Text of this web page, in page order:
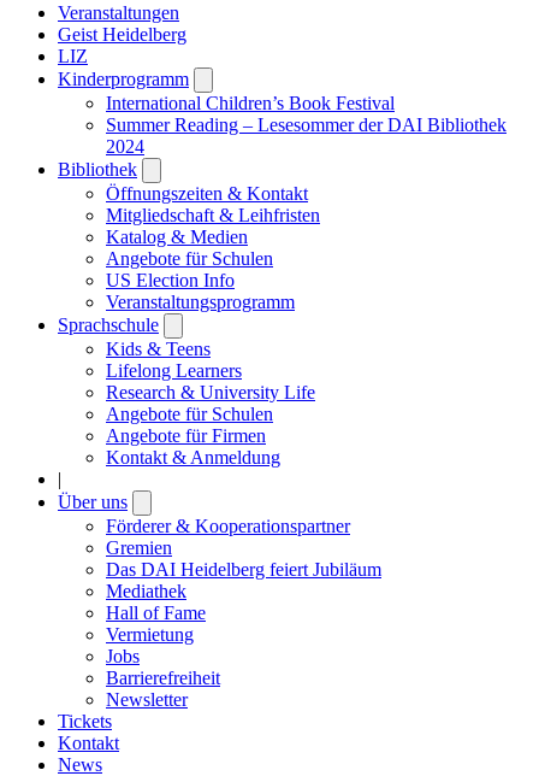
Veranstaltungen
Geist Heidelberg
LIZ
Kinderprogramm
submenu
International Children’s Book Festival
Summer Reading – Lesesommer der DAI Bibliothek
2024
Bibliothek
submenu
Öffnungszeiten & Kontakt
Mitgliedschaft & Leihfristen
Katalog & Medien
Angebote für Schulen
US Election Info
Veranstaltungsprogramm
Sprachschule
submenu
Kids & Teens
Lifelong Learners
Research & University Life
Angebote für Schulen
Angebote für Firmen
Kontakt & Anmeldung
|
Über uns
submenu
Förderer & Kooperationspartner
Gremien
Das DAI Heidelberg feiert Jubiläum
Mediathek
Hall of Fame
Vermietung
Jobs
Barrierefreiheit
Newsletter
Tickets
Kontakt
News